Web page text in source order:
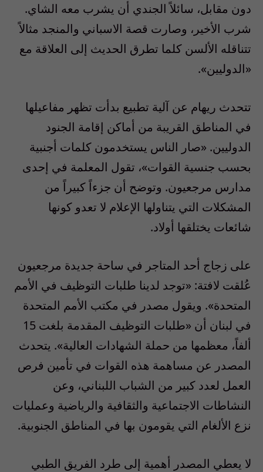
دون مقابل، سائلاً الجندي أن يشرب معه الشاي.
شرب الأخير، وصارت قصة الاسباني والمنجد مثالاً
تتناقله الألسن كلما تطرق الحديث إلى العلاقة مع
«الدوليين».
تتحدث ريهام عن آلية تطبيع بدأت تظهر مفاعيلها
في المناطق القريبة من أماكن إقامة الجنود
الدوليين. «صار الناس يستخدمون كلمات أجنبية
بحسب جنسية القوات»، تقول المعلمة في إحدى
مدارس مرجعيون. وتوضح أن جزءاً كبيراً من
المشكلات التي يتناولها الإعلام لا تعدو كونها
شائعات يختلقها أولاد.
على زجاج أحد المتاجر في ساحة جديدة مرجعيون
عُلقت لافتة: «توجد لدينا طلبات التوظيف في الأمم
المتحدة». ويقول مصدر في مكتب الأمم المتحدة
في لبنان أن «طلبات التوظيف المقدمة بلغت 15
ألفاً، معظمها من حملة الشهادات العالية». يتحدث
المصدر عن مساهمة هذه القوات في تأمين فرص
العمل لعدد كبير من الشباب اللبناني، وعن
النشاطات الاجتماعية والثقافية والرياضية وعمليات
نزع الألغام التي يقومون بها في المناطق الجنوبية.
لا يعطي المصدر أهمية إلى طرد الفريق الطبي